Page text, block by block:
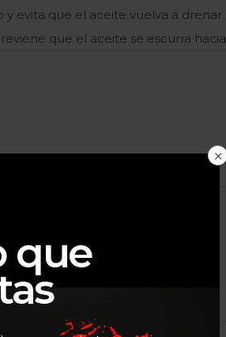
evita que el aceite vuelva a
que el aceite se escurra
que